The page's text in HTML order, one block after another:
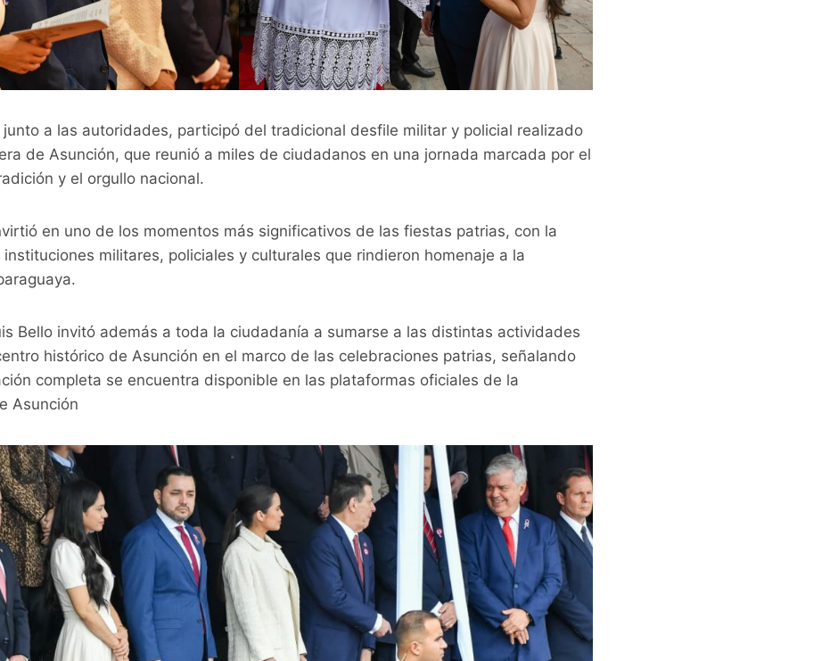
a las autoridades, participó del tradicional desfile militar y policial realizado
de Asunción, que reunió a miles de ciudadanos en una jornada marcada por el
y el orgullo nacional.
en uno de los momentos más significativos de las fiestas patrias, con la
militares, policiales y culturales que rindieron homenaje a la
Bello invitó además a toda la ciudadanía a sumarse a las distintas actividades
histórico de Asunción en el marco de las celebraciones patrias, señalando
completa se encuentra disponible en las plataformas oficiales de la
Asunción